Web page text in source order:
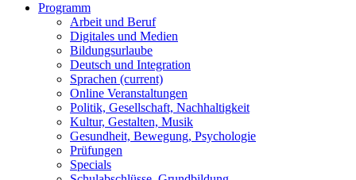
Programm
Arbeit und Beruf
Digitales und Medien
Bildungsurlaube
Deutsch und Integration
Sprachen (current)
Online Veranstaltungen
Politik, Gesellschaft, Nachhaltigkeit
Kultur, Gestalten, Musik
Gesundheit, Bewegung, Psychologie
Prüfungen
Specials